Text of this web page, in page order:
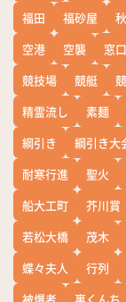
福田
福砂屋 秋
空港
空襲 窓口
競技場
競艇
精霊流し
素麺
綱引き
綱引き大
耐寒行進
聖火
船大工町
芥川賞
若松大橋
茂木
蝶々夫人
行列